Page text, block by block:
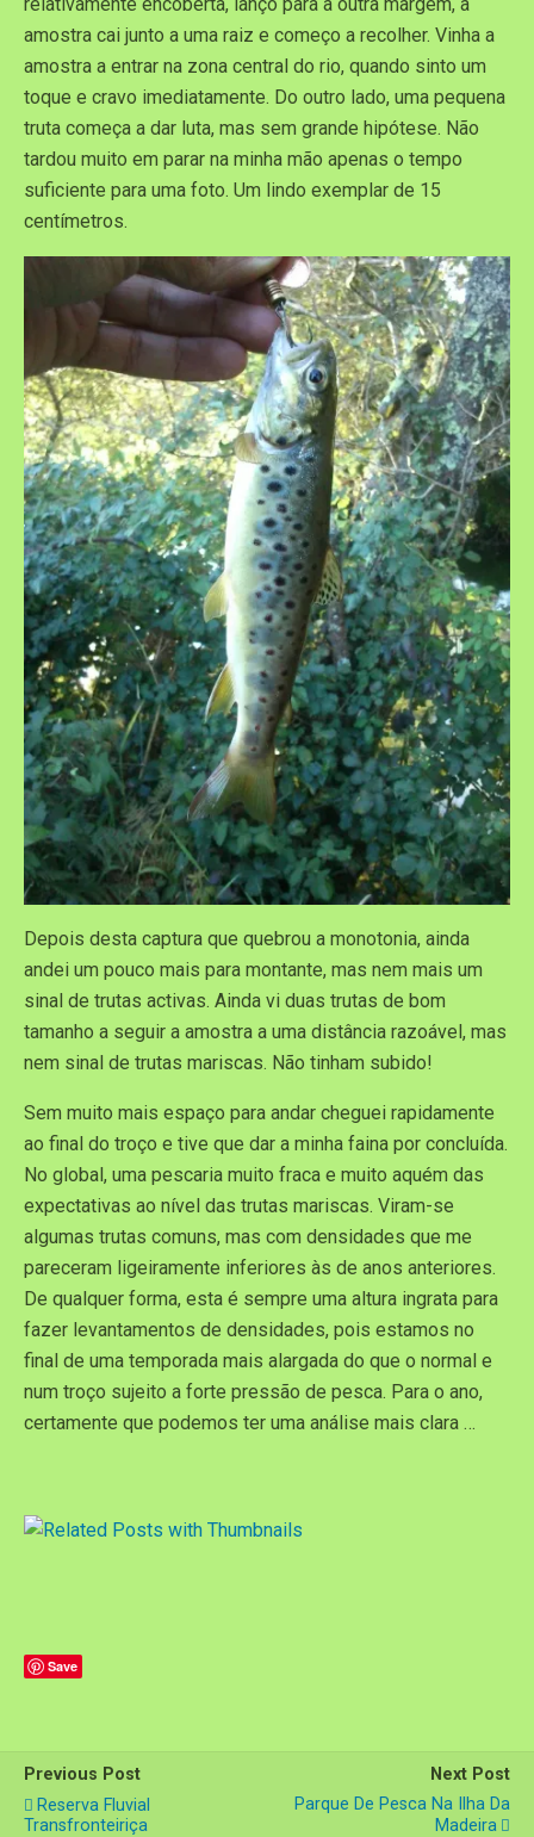
amostra cai junto a uma raiz e começo a recolher. Vinha a
amostra a entrar na zona central do rio, quando sinto um
toque e cravo imediatamente. Do outro lado, uma pequena
truta começa a dar luta, mas sem grande hipótese. Não
tardou muito em parar na minha mão apenas o tempo
suficiente para uma foto. Um lindo exemplar de 15
centímetros.
Depois desta captura que quebrou a monotonia, ainda
andei um pouco mais para montante, mas nem mais um
sinal de trutas activas. Ainda vi duas trutas de bom
tamanho a seguir a amostra a uma distância razoável, mas
nem sinal de trutas mariscas. Não tinham subido!
Sem muito mais espaço para andar cheguei rapidamente
ao final do troço e tive que dar a minha faina por concluída.
No global, uma pescaria muito fraca e muito aquém das
expectativas ao nível das trutas mariscas. Viram-se
algumas trutas comuns, mas com densidades que me
pareceram ligeiramente inferiores às de anos anteriores.
De qualquer forma, esta é sempre uma altura ingrata para
fazer levantamentos de densidades, pois estamos no
final de uma temporada mais alargada do que o normal e
num troço sujeito a forte pressão de pesca. Para o ano,
certamente que podemos ter uma análise mais clara …
Save
Previous Post
Reserva Fluvial
Transfronteiriça
Next Post
Parque De Pesca Na Ilha Da
Madeira